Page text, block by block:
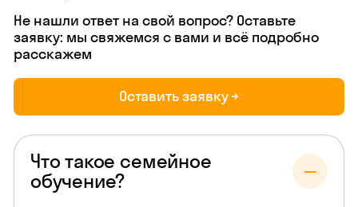
Не нашли ответ на свой вопрос? Оставьте
заявку: мы свяжемся с вами и всё подробно
расскажем
Оставить заявку →
Что такое семейное
обучение?